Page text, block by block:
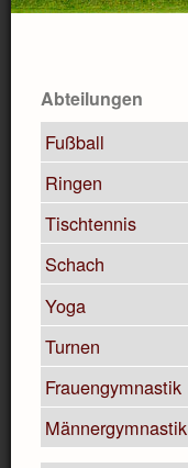
Abteilungen
Fußball
Ringen
Tischtennis
Schach
Yoga
Turnen
Frauengymnastik
Männergymnastik